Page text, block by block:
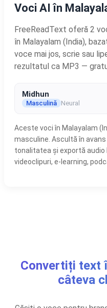
Voci AI în
FreeReadText oferă 2
în Malayalam (India),
voce mai jos, scrie sau
rezultatul ca MP3 —
Midhun
Masculină Neural
Aceste voci în Malayalam
masculine. Ascultă în
tonalitatea și exportă
videoclipuri, e-learning,
Convertiți text
câteva